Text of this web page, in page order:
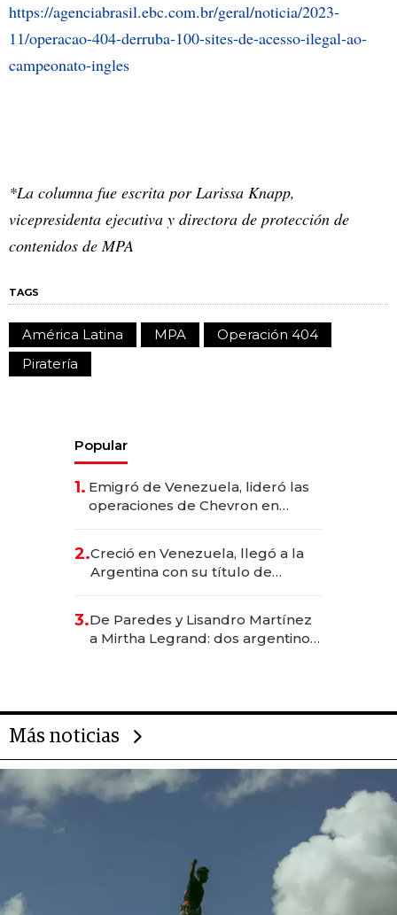
https://agenciabrasil.ebc.com.br/geral/noticia/2023-
11/operacao-404-derruba-100-sites-de-acesso-ilegal-ao-
campeonato-ingles
*La columna fue escrita por Larissa Knapp,
vicepresidenta ejecutiva y directora de protección de
contenidos de MPA
TAGS
América Latina MPA
Operación 404
Piratería
Popular
1. Emigró de Venezuela, lideró las
operaciones de Chevron en
2.Creció en Venezuela, llegó a la
Argentina con su título de
las marcas "fast premium"
3.De Paredes y Lisandro Martínez
a Mirtha Legrand: dos argentinos
Más noticias